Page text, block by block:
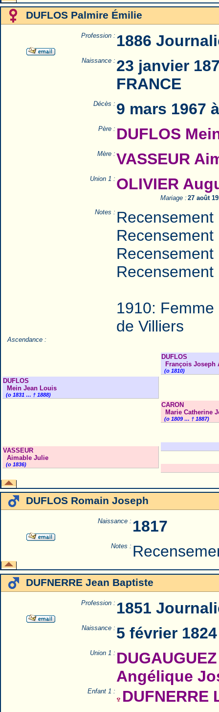
DUFLOS Palmire Émilie
Profession : 1886
Naissance : 23 janvier
FRANCE
Décès : 9 mars 1967
Père : DUFLOS
Mère : VASSEUR
Union 1 : OLIVIER
Mariage : 27 août
Notes :
1910:
de Villiers
DUFLOS
Mein Jean Louis
(o 1831 … † 1888)
DUFLOS
François Joseph
(o 1810)
CARON
Marie Catherine
(o 1809 … † 1887)
VASSEUR
Aimable Julie
(o 1836)
Ascendance :
DUFLOS Romain Joseph
Naissance : 1817
Notes :
DUFNERRE Jean Baptiste
Profession : 1851
Naissance : 5 février
Union 1 :
Angélique
Enfant 1 : DUFNERRE